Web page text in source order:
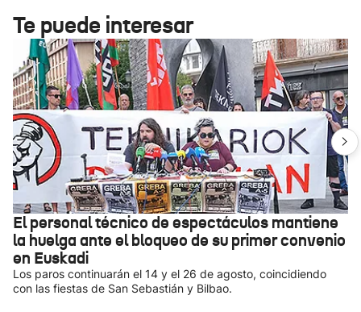
Te puede interesar
El personal técnico de espectáculos mantiene
la huelga ante el bloqueo de su primer convenio
en Euskadi
Los paros continuarán el 14 y el 26 de agosto, coincidiendo
con las fiestas de San Sebastián y Bilbao.